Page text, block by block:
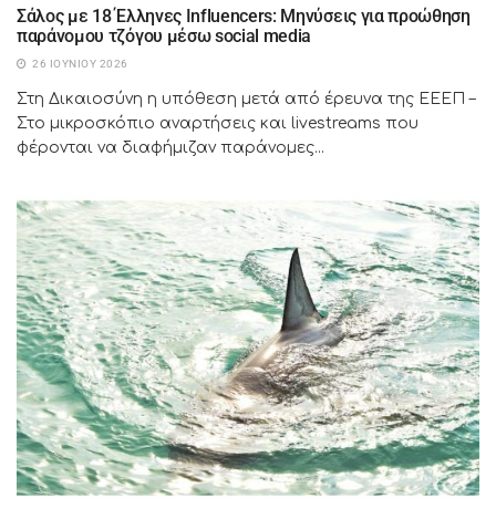
Σάλος με 18 Έλληνες Influencers: Μηνύσεις για προώθηση
παράνομου τζόγου μέσω social media
26 ΙΟΥΝΊΟΥ 2026
Στη Δικαιοσύνη η υπόθεση μετά από έρευνα της ΕΕΕΠ –
Στο μικροσκόπιο αναρτήσεις και livestreams που
φέρονται να διαφήμιζαν παράνομες...